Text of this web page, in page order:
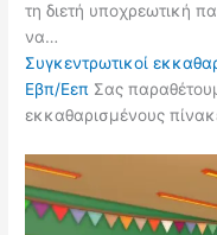
τη διετή υποχρεωτική
να…
Συγκεντρωτικοί
Εβπ/Εεπ Σας
εκκαθαρισμένους